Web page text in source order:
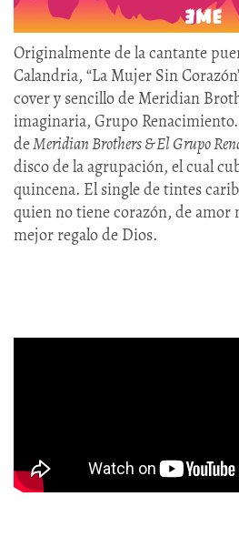
Originalmente de la cantante
Calandria, “La Mujer Sin
cover y sencillo de Meridian
imaginaria, Grupo
deMeridian Brothers & El Grupo
disco de la agrupación, el cual
quincena. El single de tintes
quien no tiene corazón, de amor
mejor regalo de Dios.